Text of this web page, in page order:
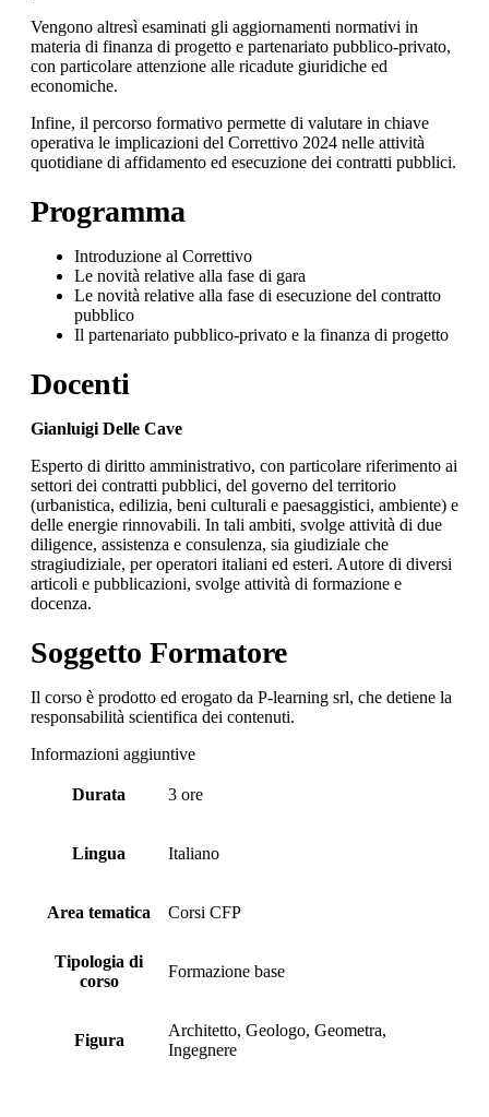
Vengono altresì esaminati gli aggiornamenti normativi in
materia di finanza di progetto e partenariato pubblico-privato,
con particolare attenzione alle ricadute giuridiche ed
economiche.
Infine, il percorso formativo permette di valutare in chiave
operativa le implicazioni del Correttivo 2024 nelle attività
quotidiane di affidamento ed esecuzione dei contratti pubblici.
Programma
Introduzione al Correttivo
Le novità relative alla fase di gara
Le novità relative alla fase di esecuzione del contratto
pubblico
Il partenariato pubblico-privato e la finanza di progetto
Docenti
Gianluigi Delle Cave
Esperto di diritto amministrativo, con particolare riferimento ai
settori dei contratti pubblici, del governo del territorio
(urbanistica, edilizia, beni culturali e paesaggistici, ambiente) e
delle energie rinnovabili. In tali ambiti, svolge attività di due
diligence, assistenza e consulenza, sia giudiziale che
stragiudiziale, per operatori italiani ed esteri. Autore di diversi
articoli e pubblicazioni, svolge attività di formazione e
docenza.
Soggetto Formatore
Il corso è prodotto ed erogato da P-learning srl, che detiene la
responsabilità scientifica dei contenuti.
Informazioni aggiuntive
Durata 3 ore
Lingua Italiano
Area tematica Corsi CFP
Tipologia di
corso
Formazione base
Figura
Architetto, Geologo, Geometra,
Ingegnere